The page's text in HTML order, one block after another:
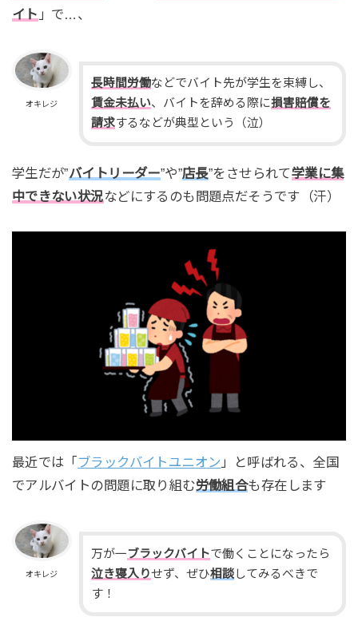
イト 」で…、
オキレジ
長時間労働などでバイト先が学生を束縛し、
賃金未払い、バイトを辞める際に損害賠償を
請求するなどが典型という（泣）
学生だが”バイトリーダー”や”店長”をさせられて学業に集
中できない状況などにするのも問題点だそうです（汗）
最近では「ブラックバイトユニオン 」と呼ばれる、全国
でアルバイトの問題に取り組む労働組合も存在します
オキレジ
万が一ブラックバイトで働くことになったら
泣き寝入りせず、ぜひ相談してみるべきで
す！